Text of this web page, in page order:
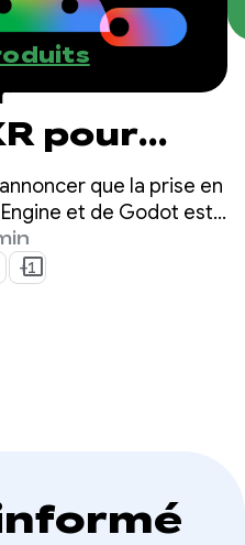
pour
et Godot
que la prise en
et de Godot est
XR. Nous
outils conçus
et activer de
+1